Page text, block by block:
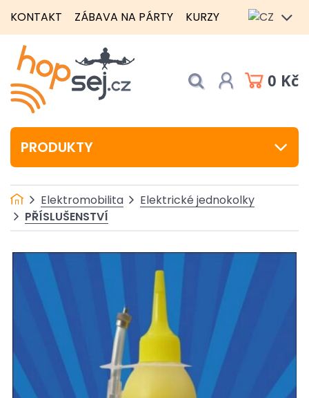
KONTAKT ZÁBAVA NA PÁRTY KURZY
0 Kč
PRODUKTY
Elektromobilita
Elektrické jednokolky
PŘÍSLUŠENSTVÍ